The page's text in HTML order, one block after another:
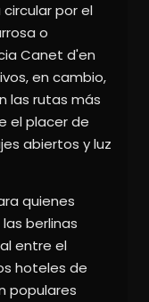
por el
o
Canet d'en
en cambio,
las rutas más
el placer de
abiertos y luz
quienes
berlinas
entre el
hoteles de
populares